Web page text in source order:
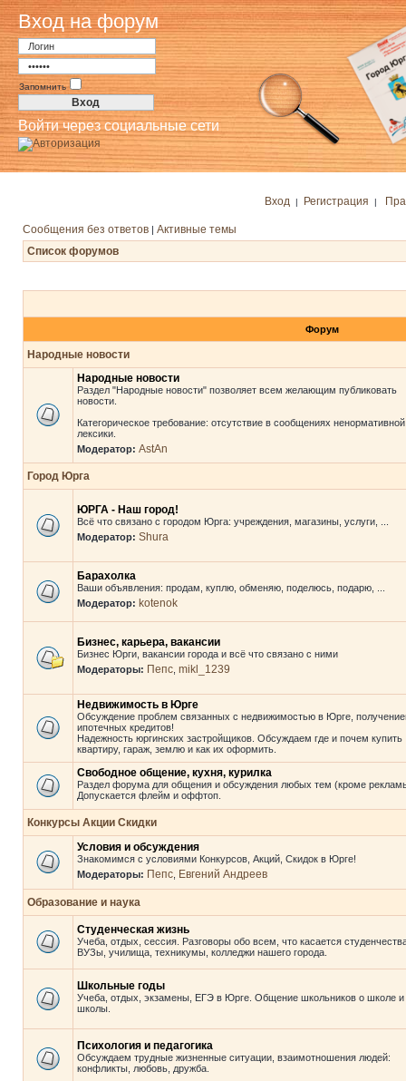
Вход на форум
Запомнить
Войти через социальные сети
Вход | Регистрация |
Сообщения без ответов | Активные темы
Список форумов
Форум
Народные новости
Народные новости
Раздел "Народные новости" позволяет всем желающим публиковать
новости.
Категорическое требование: отсутствие в сообщениях ненормативной
лексики.
Модератор: AstAn
Город Юрга
ЮРГА - Наш город!
Всё что связано с городом Юрга: учреждения, магазины, услуги, ...
Модератор: Shura
Барахолка
Ваши объявления: продам, куплю, обменяю, поделюсь, подарю, ...
Модератор: kotenok
Бизнес, карьера, вакансии
Бизнес Юрги, вакансии города и всё что связано с ними
Модераторы: Пепс mikl_1239
Недвижимость в Юрге
Обсуждение проблем связанных с недвижимостью в Юрге,
ипотечных кредитов!
Надежность юргинских застройщиков. Обсуждаем где и почем купить
квартиру, гараж, землю и как их оформить.
Свободное общение, кухня, курилка
Раздел форума для общения и обсуждения любых тем (кроме
Допускается флейм и оффтоп.
Конкурсы Акции Скидки
Условия и обсуждения
Знакомимся с условиями Конкурсов, Акций, Скидок в Юрге!
Модераторы: Пепс Евгений Андреев
Образование и наука
Студенческая жизнь
Учеба, отдых, сессия. Разговоры обо всем, что касается
ВУЗы, училища, техникумы, колледжи нашего города.
Школьные годы
Учеба, отдых, экзамены, ЕГЭ в Юрге. Общение школьников о школе и
школы.
Психология и педагогика
Обсуждаем трудные жизненные ситуации, взаимотношения людей:
конфликты, любовь, дружба.